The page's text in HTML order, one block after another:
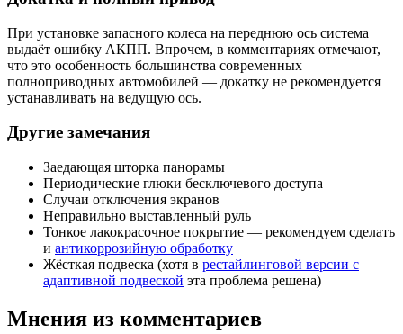
При установке запасного колеса на переднюю ось система
выдаёт ошибку АКПП. Впрочем, в комментариях отмечают,
что это особенность большинства современных
полноприводных автомобилей — докатку не рекомендуется
устанавливать на ведущую ось.
Другие замечания
Заедающая шторка панорамы
Периодические глюки бесключевого доступа
Случаи отключения экранов
Неправильно выставленный руль
Тонкое лакокрасочное покрытие — рекомендуем сделать
и антикоррозийную обработку
Жёсткая подвеска (хотя в рестайлинговой версии с
адаптивной подвеской эта проблема решена)
Мнения из комментариев